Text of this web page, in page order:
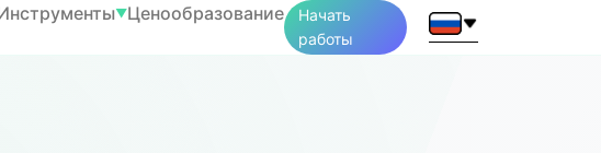
▼Ценообразование
Начать
работы